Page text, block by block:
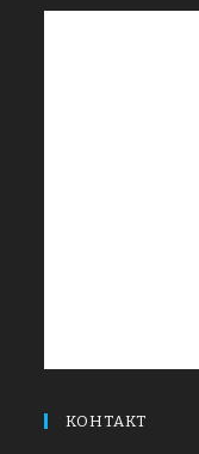
КОНТАКТ